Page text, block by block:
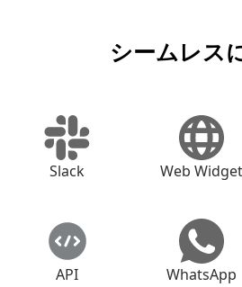
シームレス
Slack Web Widget
API WhatsApp